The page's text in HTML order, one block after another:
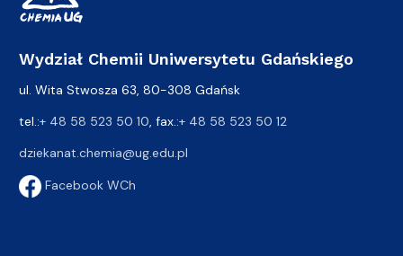
Wydział Chemii Uniwersytetu Gdańskiego
ul. Wita Stwosza 63, 80-308 Gdańsk
tel.:+ 48 58 523 50 10, fax.:+ 48 58 523 50 12
dziekanat.chemia@ug.edu.pl
Facebook WCh